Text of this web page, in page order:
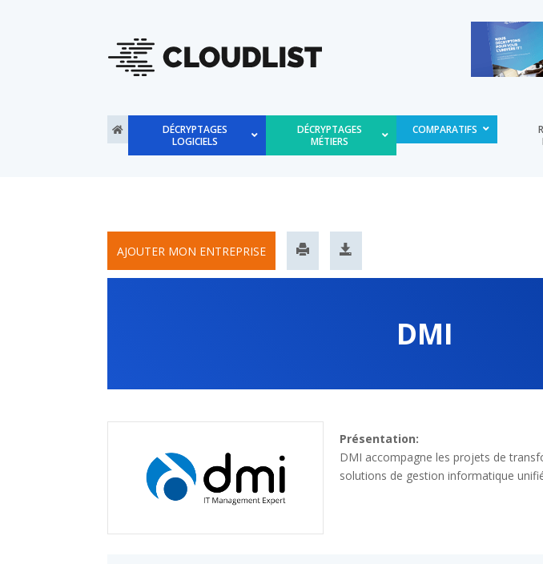
DÉCRYPTAGES
LOGICIELS
DÉCRYPTAGES
MÉTIERS
COMPARATIFS
DMI
Présentation:
DMI accompagne les projets de
solutions de gestion informatique